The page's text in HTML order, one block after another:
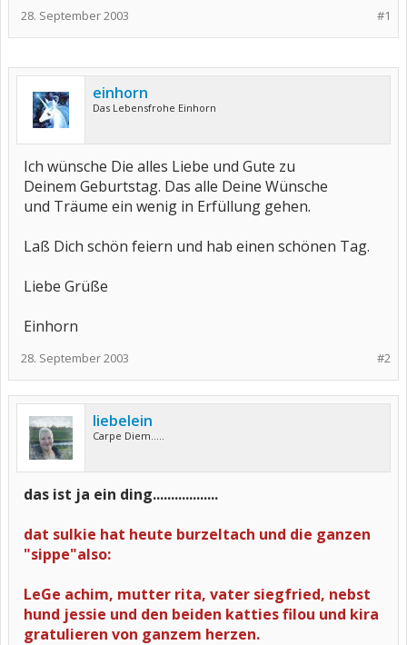
#1
28. September 2003
einhorn
Das Lebensfrohe Einhorn
Ich wünsche Die alles Liebe und Gute zu
Deinem Geburtstag. Das alle Deine Wünsche
und Träume ein wenig in Erfüllung gehen.
Laß Dich schön feiern und hab einen schönen Tag.
Liebe Grüße
Einhorn
#2
28. September 2003
liebelein
Carpe Diem.....
das ist ja ein ding..................
dat sulkie hat heute burzeltach und die ganzen
"sippe"also:
LeGe achim, mutter rita, vater siegfried, nebst
hund jessie und den beiden katties filou und kira
gratulieren von ganzem herzen.